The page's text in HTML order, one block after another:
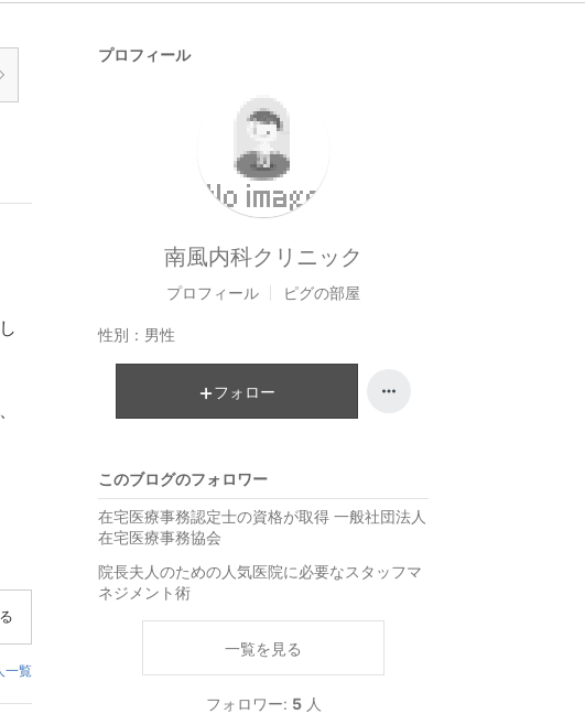
一覧
プロフィール
南風内科クリニック
プロフィール ピグの部屋
性別： 男性
フォロー
このブログのフォロワー
在宅医療事務認定士の資格が取得 一般社団法人
在宅医療事務協会
院長夫人のための人気医院に必要なスタッフマ
ネジメント術
一覧を見る
フォロワー: 5 人